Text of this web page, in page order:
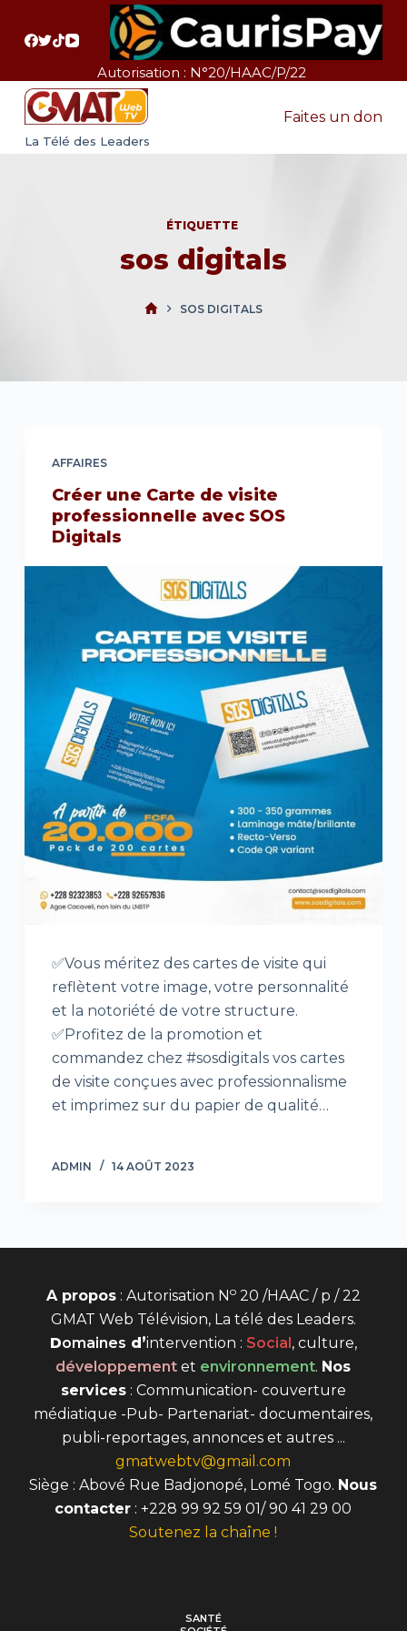
a
Autorisation : N°20/HAAC/P/22
La Télé des Leaders
Faites un don
ÉTIQUETTE
sos digitals
SOS DIGITALS
AFFAIRES
Créer une Carte de visite
professionnelle avec SOS
Digitals
✅Vous méritez des cartes de visite qui
reflètent votre image, votre personnalité
et la notoriété de votre structure.
✅Profitez de la promotion et
commandez chez #sosdigitals vos cartes
de visite conçues avec professionnalisme
et imprimez sur du papier de qualité…
ADMIN 14 AOÛT 2023
A propos: Autorisation N o20 /HAAC / p / 22
GMAT Web Télévision, La télé des Leaders.
Domaines d’intervention : Social , culture,
développement et environnement. Nos
services: Communication- couverture
médiatique -Pub- Partenariat- documentaires,
publi-reportages, annonces et autres ...
gmatwebtv@gmail.com
Siège : Abové Rue Badjonopé, Lomé Togo. Nous
contacter : +228 99 92 59 01/ 90 41 29 00
Soutenez la chaîne !
SANTÉ